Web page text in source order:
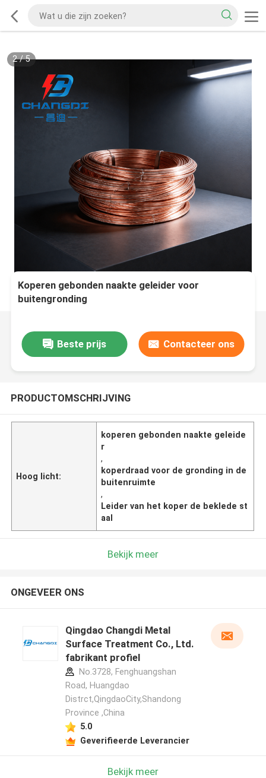
2/5
Koperen gebonden naakte geleider voor
buitengronding
Beste prijs Contacteer ons
PRODUCTOMSCHRIJVING
Hoog licht:
koperen gebonden naakte geleide
r
,
koperdraad voor de gronding in de
buitenruimte
,
Leider van het koper de beklede st
aal
Bekijk meer
ONGEVEER ONS
Qingdao Changdi Metal
Surface Treatment Co., Ltd.
fabrikant profiel
No.3728, Fenghuangshan
Road, Huangdao
Distrct,QingdaoCity,Shandong
Province ,China
5.0
Geverifieerde Leverancier
Bekijk meer